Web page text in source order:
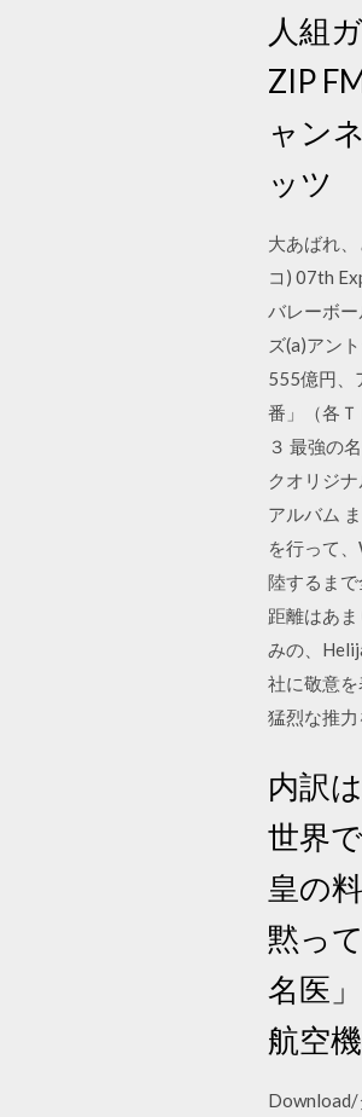
人組
ZIP
ャン
ッツ
大あばれ
コ) 07th
バレーボ
ズ(a)アン
555億円、
番」（各
３ 最強の
クオリジ
アルバム
を行って
陸するま
距離はあ
みの、
社に敬意
猛烈な推力
内訳
世界
皇の
黙っ
名医
航空
Download/